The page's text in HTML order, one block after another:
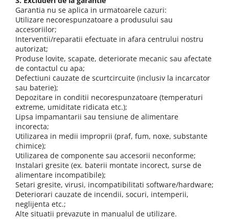
Garantia nu se aplica in urmatoarele cazuri:
Utilizare necorespunzatoare a produsului sau
accesoriilor;
Interventii/reparatii efectuate in afara centrului nostru
autorizat;
Produse lovite, scapate, deteriorate mecanic sau afectate
de contactul cu apa;
Defectiuni cauzate de scurtcircuite (inclusiv la incarcator
sau baterie);
Depozitare in conditii necorespunzatoare (temperaturi
extreme, umiditate ridicata etc.);
Lipsa impamantarii sau tensiune de alimentare
incorecta;
Utilizarea in medii improprii (praf, fum, noxe, substante
chimice);
Utilizarea de componente sau accesorii neconforme;
Instalari gresite (ex. baterii montate incorect, surse de
alimentare incompatibile);
Setari gresite, virusi, incompatibilitati software/hardware;
Deteriorari cauzate de incendii, socuri, intemperii,
neglijenta etc.;
Alte situatii prevazute in manualul de utilizare.